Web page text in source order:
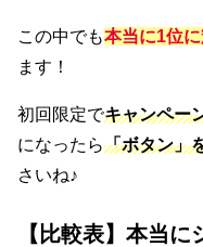
この中でも本当に1位
ます！
初回限定でキャンペー
になったら「ボタン」
さいね♪
【比較表】本当